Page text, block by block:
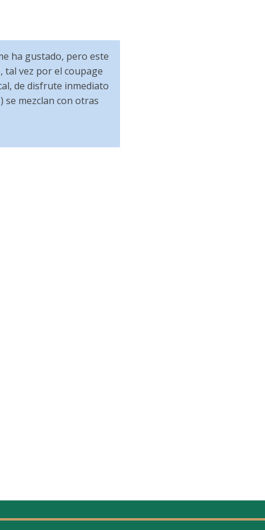
ha gustado, pero este
tal vez por el coupage
de disfrute inmediato
se mezclan con otras